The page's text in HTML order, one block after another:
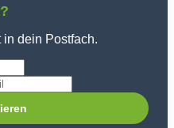
dein Postfach.